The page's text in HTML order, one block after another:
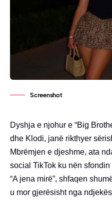
Screenshot
Dyshja e njohur e “Big
dhe Klodi, janë rikthyer
Mbrëmjen e djeshme, ata
social TikTok ku nën
“A jena mirë”, shfaqen
u mor gjerësisht nga